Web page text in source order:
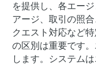
を提供し、各エー
アージ、取引の照
クエスト対応など
の区別は重要です
します。システム